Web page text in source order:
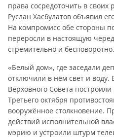
права сосредоточить в своих
Руслан Хасбулатов объявил
На компромисс обе стороны
переросли в настоящую
стремительно и бесповоротно.
«Белый дом», где заседали
отключили в нём свет и воду.
Верховного Совета
Третьего октября
вооружённое столкновение.
действий исполнительной
мэрию и устроили штурм